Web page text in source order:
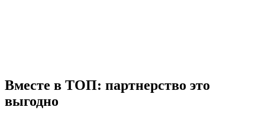
Вместе в ТОП: партнерство это
выгодно